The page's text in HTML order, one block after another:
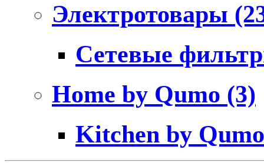
Электротовары
Сетевые
Home by Qumo (3)
Kitchen by